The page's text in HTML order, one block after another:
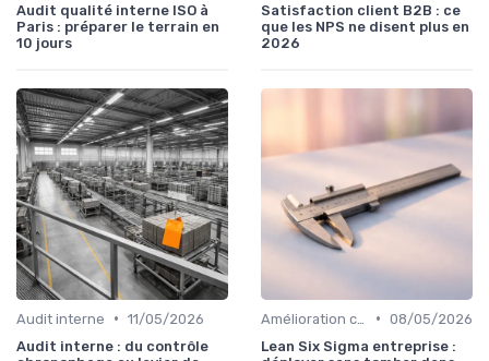
Audit qualité interne ISO à
Paris : préparer le terrain en
10 jours
Satisfaction client B2B : ce
que les NPS ne disent plus en
2026
Audit interne • 11/05/2026
Audit interne : du contrôle
• 08/05/2026
Lean Six Sigma entreprise :